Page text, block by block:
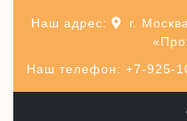
Наш телефон: +7-925-
Наш адрес:
г.